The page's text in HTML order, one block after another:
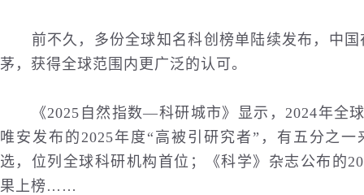
前不久，多份全球知名科创榜单陆续发布，中国
茅，获得全球范围内更广泛的认可。
《2025自然指数—科研城市》显示，2024年全球
唯安发布的2025年度“高被引研究者”，有五分之
选，位列全球科研机构首位；《科学》杂志公布的
果上榜……